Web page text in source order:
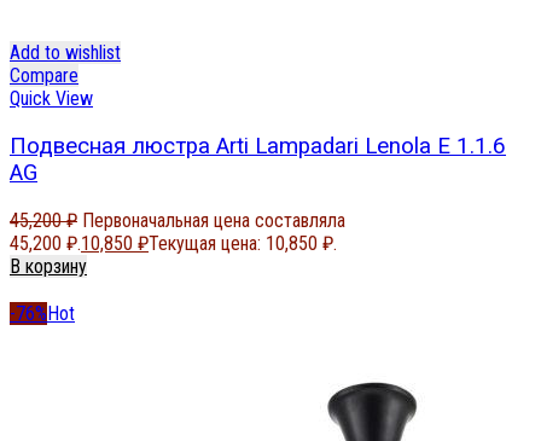
Add to wishlist
Compare
Quick View
Подвесная люстра Arti Lampadari Lenola E 1.1.6
AG
45,200₽ Первоначальная цена составляла
45,200 ₽.10,850 ₽Текущая цена: 10,850 ₽.
В корзину
-76%Hot